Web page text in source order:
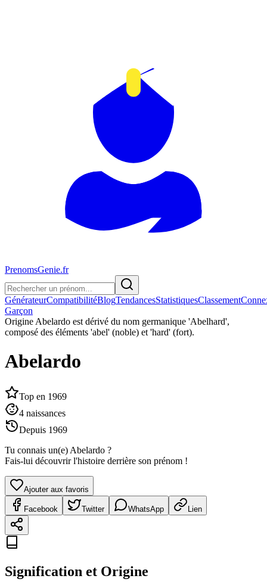
PrenomsGenie.fr
GénérateurCompatibilitéBlogTendancesStatistiquesClassement
Garçon
Origine Abelardo est dérivé du nom germanique 'Abelhard',
composé des éléments 'abel' (noble) et 'hard' (fort).
Abelardo
Top en 1969
4 naissances
Depuis 1969
Tu connais un(e) Abelardo ?
Fais-lui découvrir l'histoire derrière son prénom !
Ajouter aux favoris
Facebook Twitter WhatsApp Lien
Signification et Origine